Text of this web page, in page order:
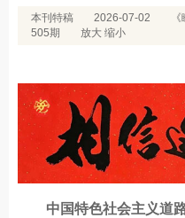
本刊特稿 2026-07-02
505期
放大 缩小
中国特色社会主义道